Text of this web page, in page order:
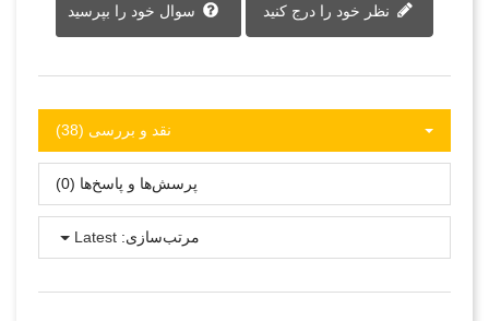
سوال خود را بپرسید
نقد و بررسی‌‌ (38)
پرسش‌ها و پاسخ‌ها (0)
مرتب‌سازی: Latest